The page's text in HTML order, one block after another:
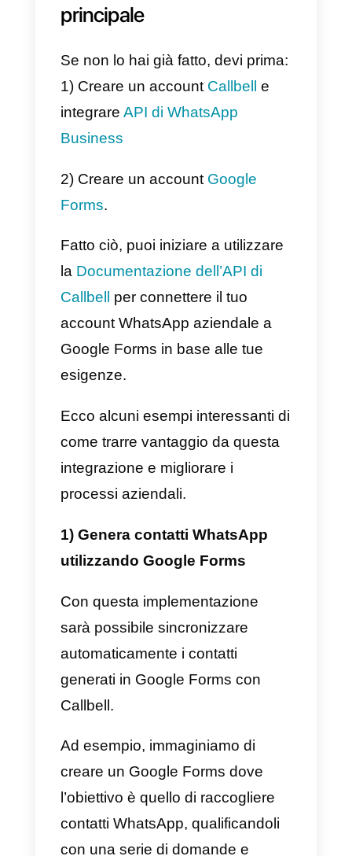
un’unica dashboard,
supporto di rispondere in modo
più rapido ed efficace ai clienti,
senza dover passare da
un’applicazione all’altra. Callbell
ha implementato una serie di
strumenti di automazione che ti
consentono di inviare risposte
predefinite ai clienti in base alle
loro richieste o avviare un
processo di assistenza clienti
esigenze.
L’analisi e il reporting avanzati
prestazioni del team, le metriche
di conversazione e l’efficacia
strategie di comunicazione
utilizzate.
Come integrare
principale
Se non lo hai già fatto, devi
1) Creare un account